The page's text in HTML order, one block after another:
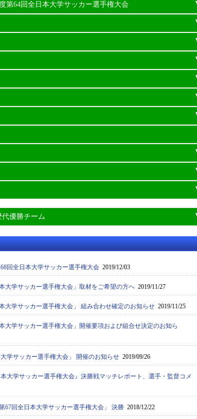
第64回全日本大学サッカー選手権大会
優勝チーム
68回全日本大学サッカー選手権大会 2019/12/03
大学サッカー選手権大会」取材をご希望の方へ 2019/11/27
大学サッカー選手権大会」 組み合わせ確定のお知らせ 2019/11/25
大学サッカー選手権大会」開催要項および組合せ決定のお知ら
大学サッカー選手権大会」 開催のお知らせ 2019/09/26
本大学サッカー選手権大会』決勝戦マッチレポート、選手・監督コメ
67回全日本大学サッカー選手権大会」 決勝 2018/12/22